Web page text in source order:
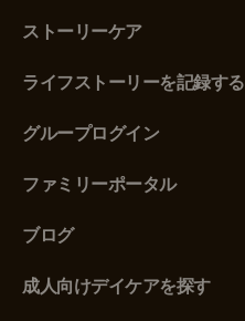
ストーリーケア
ライフストーリーを記録する
グループログイン
ファミリーポータル
ブログ
成人向けデイケアを探す